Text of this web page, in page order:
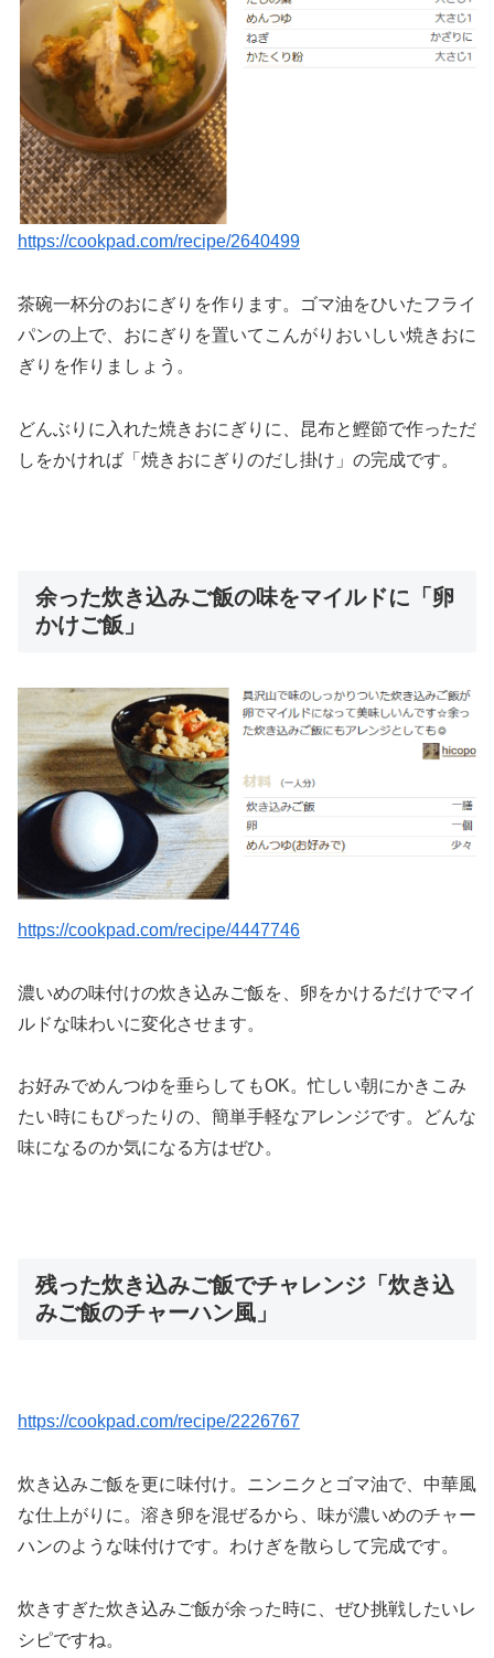
https://cookpad.com/recipe/2640499
茶碗一杯分のおにぎりを作ります。ゴマ油をひいたフライ
パンの上で、おにぎりを置いてこんがりおいしい焼きおに
ぎりを作りましょう。
どんぶりに入れた焼きおにぎりに、昆布と鰹節で作っただ
しをかければ「焼きおにぎりのだし掛け」の完成です。
余った炊き込みご飯の味をマイルドに「卵
かけご飯」
https://cookpad.com/recipe/4447746
濃いめの味付けの炊き込みご飯を、卵をかけるだけでマイ
ルドな味わいに変化させます。
お好みでめんつゆを垂らしてもOK。忙しい朝にかきこみ
たい時にもぴったりの、簡単手軽なアレンジです。どんな
味になるのか気になる方はぜひ。
残った炊き込みご飯でチャレンジ「炊き込
みご飯のチャーハン風」
https://cookpad.com/recipe/2226767
炊き込みご飯を更に味付け。ニンニクとゴマ油で、中華風
な仕上がりに。溶き卵を混ぜるから、味が濃いめのチャー
ハンのような味付けです。わけぎを散らして完成です。
炊きすぎた炊き込みご飯が余った時に、ぜひ挑戦したいレ
シピですね。